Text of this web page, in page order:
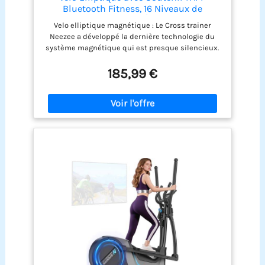
Hauteur de pédale : env.
Bluetooth Fitness, 16 Niveaux de
Résistance Réglables, Écran LCD, Porte-
Bouteille, Appareil Elliptique Ultra-
Silencieux pour La Maison Capacité Max
120KG
Velo elliptique magnétique : Le Cross trainer
Neezee a développé la dernière technologie du
système magnétique qui est presque silencieux.
course, d'un vélo à air et d'un stepper en une
seule machine puissante. Il s'agit d'une option
cardio élégante et attrayante pour la maison 16
niveaux de résistance magnétique : Le système
d'entraînement magnétique hyper-silencieux et la
roue d'inertie de 6 KG garantissent une
peuvent être librement sélectionnés pour tous les
niveaux de forme physique à la recherche d'un
entraînement à faible impact pour l'ensemble du
corps Connexion à l'application de fitness : l'écran
LCD permet de suivre les données de votre
entraînement : distance, vitesse, temps, calories,
pouls. Synchronisez ce cross trainer via Bluetooth
pour accéder à l'application Kinomap ou Zwift.
Vous aide à créer et à suivre des plans
d'entraînement complets. Le support d'appareil
185,99 €